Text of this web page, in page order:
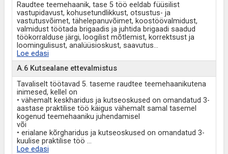
Raudtee teemehaanik, tase 5 töö eeldab füüsilist
vastupidavust, kohusetundlikkust, otsustus- ja
vastutusvõimet, tähelepanuvõimet, koostöövalmidust,
valmidust töötada brigaadis ja juhtida brigaadi saadud
töökorralduse järgi, loogilist mõtlemist, korrektsust ja
loomingulisust, analüüsioskust, saavutus...
Loe edasi
A.6 Kutsealane ettevalmistus
Tavaliselt töötavad 5. taseme raudtee teemehaanikutena
inimesed, kellel on
• vähemalt keskharidus ja kutseoskused on omandatud 3-
aastase praktilise töö käigus vähemalt samal tasemel
kogenud teemehaaniku juhendamisel
või
• erialane kõrgharidus ja kutseoskused on omandatud 3-
kuulise praktilise töö ...
Loe edasi